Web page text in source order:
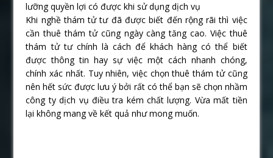
lưỡng quyền lợi có được khi sử dụng dịch vụ
Khi nghề thám tử tư đã được biết đến rộng rãi thì việc
cần thuê thám tử cũng ngày càng tăng cao. Việc thuê
thám tử tư chính là cách để khách hàng có thể biết
được thông tin hay sự việc một cách nhanh chóng,
chính xác nhất. Tuy nhiên, việc chọn thuê thám tử cũng
nên hết sức được lưu ý bởi rất có thể bạn sẽ chọn nhầm
công ty dịch vụ điều tra kém chất lượng. Vừa mất tiền
lại không mang về kết quả như mong muốn.